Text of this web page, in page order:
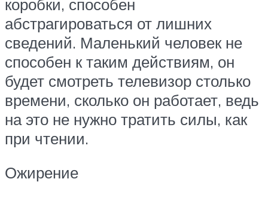
коробки, способен
абстрагироваться от лишних
сведений. Маленький человек не
способен к таким действиям, он
будет смотреть телевизор столько
времени, сколько он работает, ведь
на это не нужно тратить силы, как
при чтении.
Ожирение